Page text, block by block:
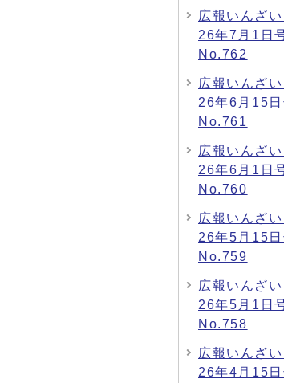
広報いんざ
26年7月1日
No.762
広報いんざ
26年6月15
No.761
広報いんざ
26年6月1日
No.760
広報いんざ
26年5月15
No.759
広報いんざ
26年5月1日
No.758
広報いんざ
26年4月15